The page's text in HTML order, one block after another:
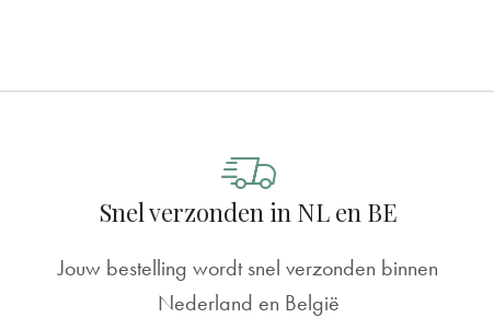
Snel verzonden in NL en BE
Jouw bestelling wordt snel verzonden binnen
Nederland en België